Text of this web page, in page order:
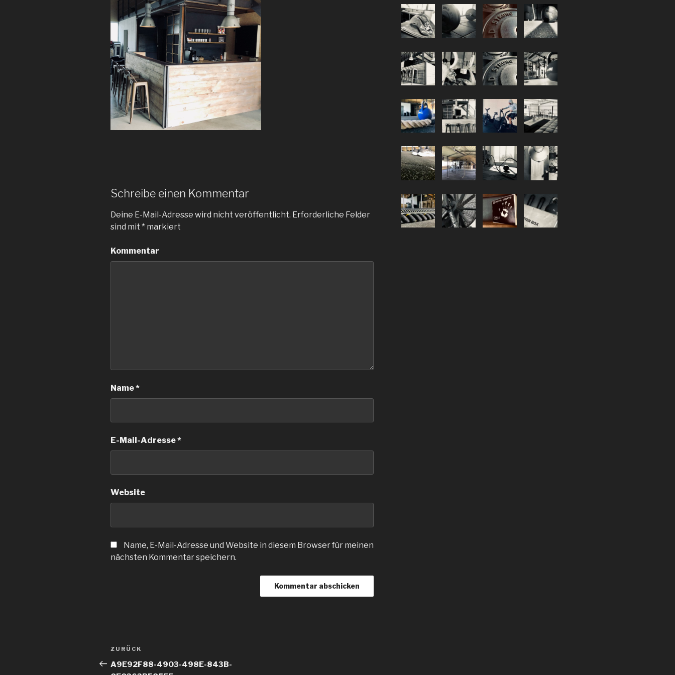
Schreibe einen Kommentar
Deine E-Mail-Adresse wird nicht veröffentlicht. Erforderliche Felder
sind mit * markiert
Kommentar
Name*
E-Mail-Adresse*
Website
Name, E-Mail-Adresse und Website in diesem Browser für meinen
nächsten Kommentar speichern.
Beitragsnavigation
Vorheriger
Beitrag
ZURÜCK
A9E92F88-4903-498E-843B-